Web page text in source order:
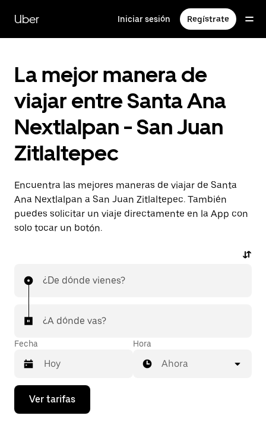
contenido
principal
Uber Iniciar sesión Regístrate
La mejor manera de
viajar entre Santa Ana
Nextlalpan - San Juan
Zitlaltepec
Encuentra las mejores maneras de viajar de Santa
Ana Nextlalpan a San Juan Zitlaltepec. También
puedes solicitar un viaje directamente en la App con
solo tocar un botón.
¿De dónde vienes?
¿A dónde vas?
Fecha
Presiona
flecha
Hora
Ahora
Ver tarifas